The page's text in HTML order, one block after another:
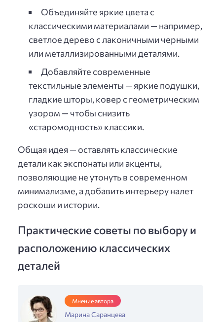
Объединяйте яркие цвета с
классическими материалами — например,
светлое дерево с лаконичными черными
или металлизированными деталями.
Добавляйте современные
текстильные элементы — яркие подушки,
гладкие шторы, ковер с геометрическим
узором — чтобы снизить
«старомодность» классики.
Общая идея — оставлять классические
детали как экспонаты или акценты,
позволяющие не утонуть в современном
минимализме, а добавить интерьеру налет
роскоши и истории.
Практические советы по выбору и
расположению классических
деталей
Мнение автора
Марина Саранцева